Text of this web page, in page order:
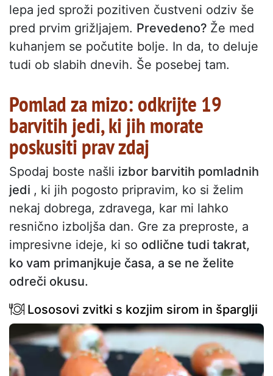
lepa jed sproži pozitiven čustveni odziv še
pred prvim grižljajem. Prevedeno? Že med
kuhanjem se počutite bolje. In da, to deluje
tudi ob slabih dnevih. Še posebej tam.
Pomlad za mizo: odkrijte 19
barvitih jedi, ki jih morate
poskusiti prav zdaj
Spodaj boste našli izbor barvitih pomladnih
jedi , ki jih pogosto pripravim, ko si želim
nekaj dobrega, zdravega, kar mi lahko
resnično izboljša dan. Gre za preproste, a
impresivne ideje, ki so odlične tudi takrat,
ko vam primanjkuje časa, a se ne želite
odreči okusu.
Lososovi zvitki s kozjim sirom in šparglji